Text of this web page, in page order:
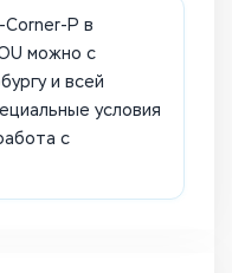
Corner-P в
можно с
и всей
условия
с